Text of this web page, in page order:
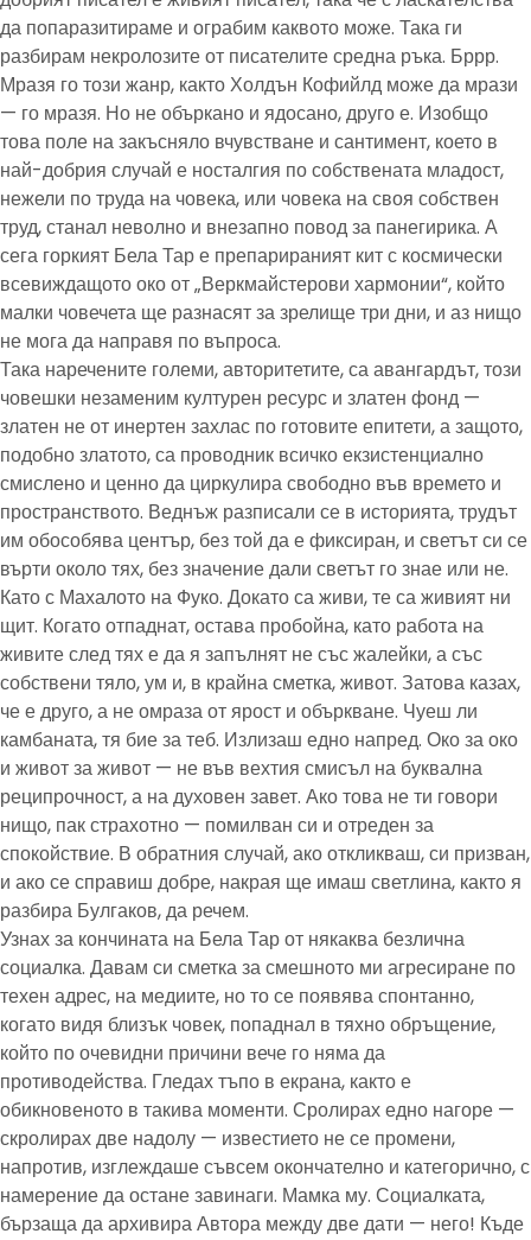
да попаразитираме и ограбим каквото може. Така ги
разбирам некролозите от писателите средна ръка. Бррр.
Мразя го този жанр, както Холдън Кофийлд може да мрази
— го мразя. Но не объркано и ядосано, друго е. Изобщо
това поле на закъсняло вчувстване и сантимент, което в
най-добрия случай е носталгия по собствената младост,
нежели по труда на човека, или човека на своя собствен
труд, станал неволно и внезапно повод за панегирика. А
сега горкият Бела Тар е препарираният кит с космически
всевиждащото око от „Веркмайстерови хармонии“, който
малки човечета ще разнасят за зрелище три дни, и аз нищо
не мога да направя по въпроса.
Така наречените големи, авторитетите, са авангардът, този
човешки незаменим културен ресурс и златен фонд —
златен не от инертен захлас по готовите епитети, а защото,
подобно златото, са проводник всичко екзистенциално
смислено и ценно да циркулира свободно във времето и
пространството. Веднъж разписали се в историята, трудът
им обособява център, без той да е фиксиран, и светът си се
върти около тях, без значение дали светът го знае или не.
Като с Махалото на Фуко. Докато са живи, те са живият ни
щит. Когато отпаднат, остава пробойна, като работа на
живите след тях е да я запълнят не със жалейки, а със
собствени тяло, ум и, в крайна сметка, живот. Затова казах,
че е друго, а не омраза от ярост и объркване. Чуеш ли
камбаната, тя бие за теб. Излизаш едно напред. Око за око
и живот за живот — не във вехтия смисъл на буквална
реципрочност, а на духовен завет. Ако това не ти говори
нищо, пак страхотно — помилван си и отреден за
спокойствие. В обратния случай, ако откликваш, си призван,
и ако се справиш добре, накрая ще имаш светлина, както я
разбира Булгаков, да речем.
Узнах за кончината на Бела Тар от някаква безлична
социалка. Давам си сметка за смешното ми агресиране по
техен адрес, на медиите, но то се появява спонтанно,
когато видя близък човек, попаднал в тяхно обръщение,
който по очевидни причини вече го няма да
противодейства. Гледах тъпо в екрана, както е
обикновеното в такива моменти. Сролирах едно нагоре —
скролирах две надолу — известието не се промени,
напротив, изглеждаше съвсем окончателно и категорично, с
намерение да остане завинаги. Мамка му. Социалката,
бързаща да архивира Автора между две дати — него! Къде